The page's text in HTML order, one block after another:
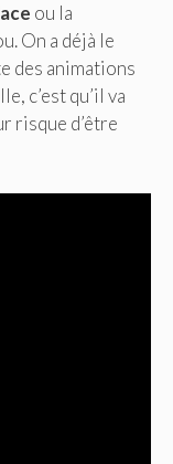
ou la
On a déjà le
des animations
c’est qu’il va
risque d’être